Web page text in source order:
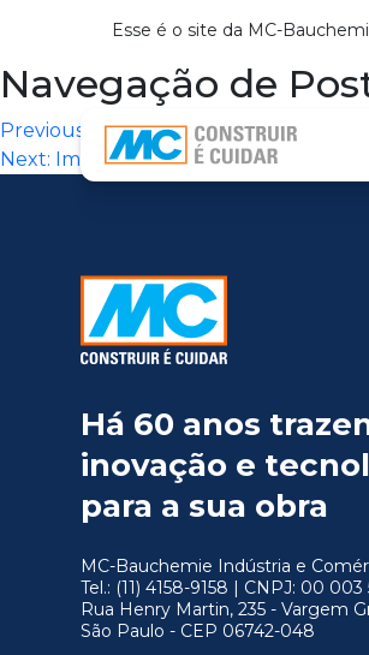
Esse é o site da MC-
Navegação de
Previous:
FLEX Impermeabilizantes
Next: Impertudo Impermeabilizantes
Há 60 anos
inovação e
para a sua obra
MC-Bauchemie Indústria e
Tel.: (11) 4158-9158 | CNPJ: 00
Rua Henry Martin, 235 - Vargem
São Paulo - CEP 06742-048